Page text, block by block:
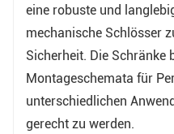
und andere Geräte die
effizienter arbeiten.
eine robuste und
mechanische Schlösser
Sicherheit. Die Schränke
Montageschemata für
unterschiedlichen
gerecht zu werden.